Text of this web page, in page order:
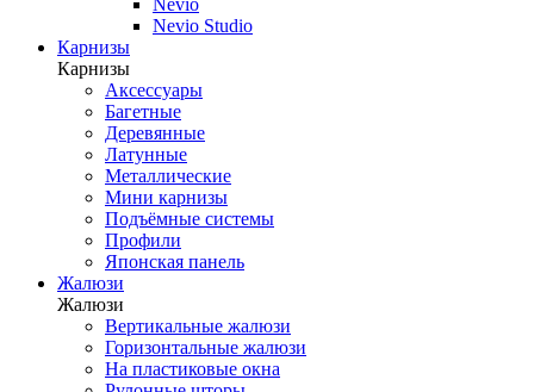
Nevio
Nevio Studio
Карнизы
Карнизы
Аксессуары
Багетные
Деревянные
Латунные
Металлические
Мини карнизы
Подъёмные системы
Профили
Японская панель
Жалюзи
Жалюзи
Вертикальные жалюзи
Горизонтальные жалюзи
На пластиковые окна